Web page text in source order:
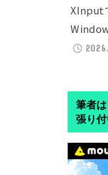
XInput
筆者は
張り付